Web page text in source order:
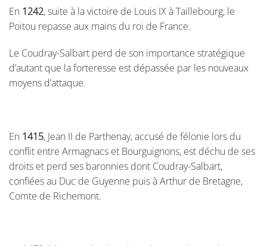
En 1242, suite à la victoire de Louis IX à Taillebourg, le
Poitou repasse aux mains du roi de France.
Le Coudray-Salbart perd de son importance stratégique
d’autant que la forteresse est dépassée par les nouveaux
moyens d’attaque.
En 1415, Jean II de Parthenay, accusé de félonie lors du
conflit entre Armagnacs et Bourguignons, est déchu de ses
droits et perd ses baronnies dont Coudray-Salbart,
confiées au Duc de Guyenne puis à Arthur de Bretagne,
Comte de Richemont.